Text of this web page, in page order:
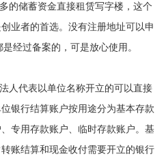
的储蓄资金直接租赁写字楼，这个
业者的首选。没有注册地址可以申
经过备案的，可是放心使用。
人代表以单位名称开立的可以直接
银行结算账户按用途分为基本存款
专用存款账户、临时存款账户。基
账结算和现金收付需要开立的银行